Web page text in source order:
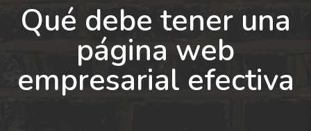
Qué debe tener una
página web
empresarial efectiva